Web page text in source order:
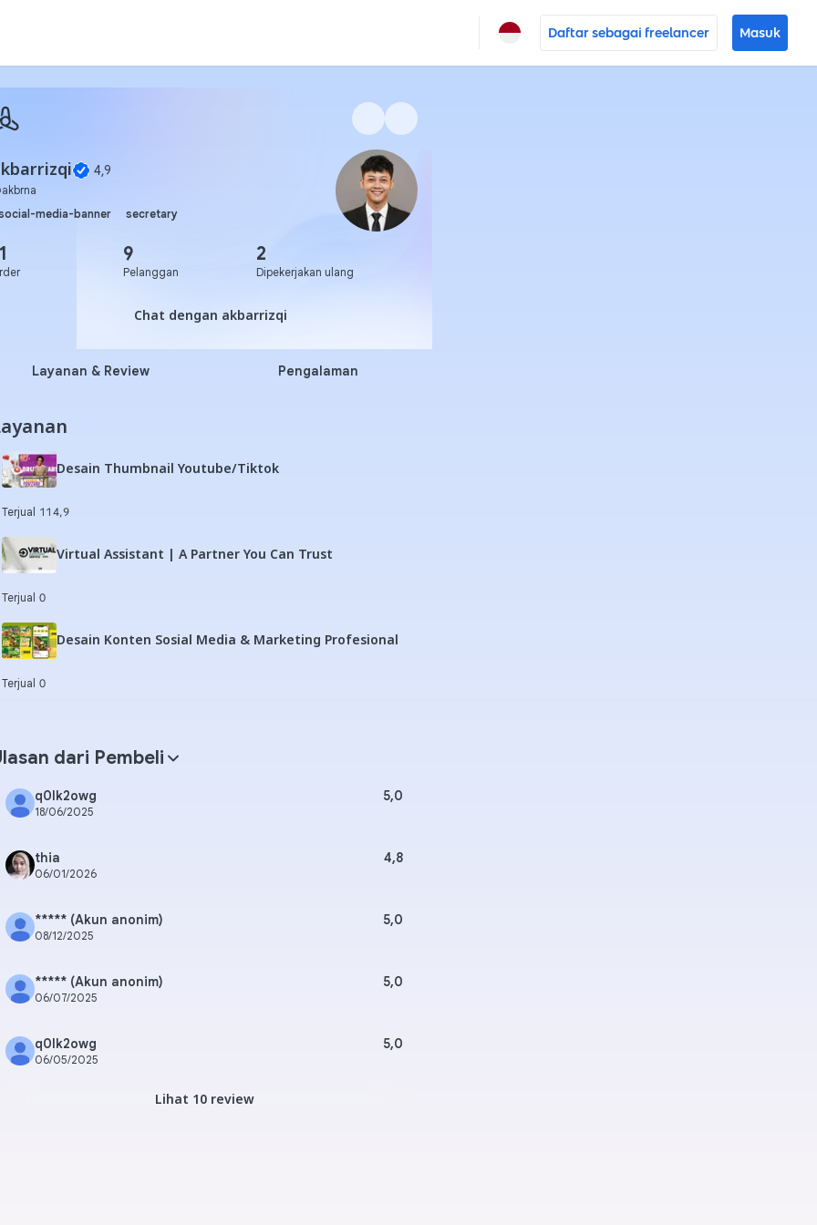
Daftar sebagai freelancer Masuk
4,9
akbrna
media-banner
secretary
9
Pelanggan
2
Dipekerjakan ulang
dengan akbarrizqi
Chat dengan akbarrizqi
Layanan & Review Pengalaman
Desain Thumbnail Youtube/Tiktok
Terjual 11 4,9
Virtual Assistant | A Partner You Can Trust
Terjual 0
Desain Konten Sosial Media & Marketing Profesional
Terjual 0
dari Pembeli
q0lk2owg
18/06/2025
5,0
thia
06/01/2026
4,8
***** (Akun anonim)
08/12/2025
5,0
***** (Akun anonim)
06/07/2025
5,0
q0lk2owg
06/05/2025
5,0
Lihat 10 review